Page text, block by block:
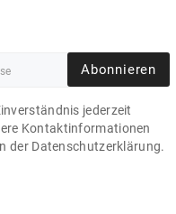
Abonnieren
jederzeit
Kontaktinformationen
der Datenschutzerklärung.